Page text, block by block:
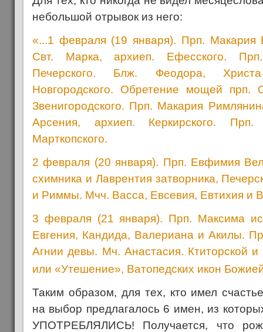
небольшой отрывок из него:
«...1 февраля (19 января). Прп. Макария
Свт. Марка, архиеп. Ефесского.
Печерского. Блж. Феодора,
Новгородского. Обретение мощей прп.
Звенигородского. Прп. Макария
Арсения, архиеп. Керкирского. Прп.
Марткопского.
2 февраля (20 января). Прп. Евфимия
схимника и Лаврентия затворника,
и Риммы. Мчч. Васса, Евсевия, Евтихия и
3 февраля (21 января). Прп. Максима
Евгения, Кандида, Валериана и Акилы.
Агнии девы. Мч. Анастасия. Ктиторской
или «Утешение», Ватопедских икон
Таким образом, для тех, кто имел
на выбор предлагалось 6 имен, из
УПОТРЕБЛЯЛИСЬ! Получается, что